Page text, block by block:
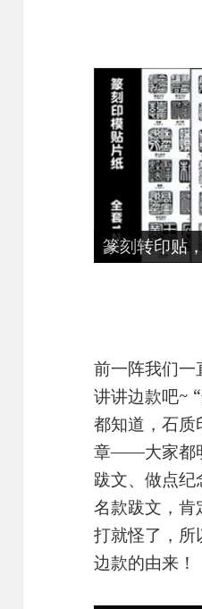
篆刻转印贴
前一阵我们一
讲讲边款吧~
都知道，石
章——大家都
跋文、做点
名款跋文，
打就怪了，
边款的由来！